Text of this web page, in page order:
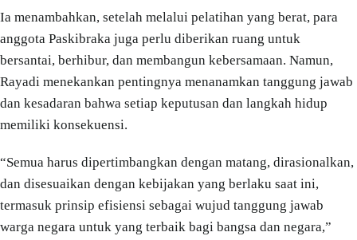
Ia menambahkan, setelah melalui pelatihan yang berat, para
anggota Paskibraka juga perlu diberikan ruang untuk
bersantai, berhibur, dan membangun kebersamaan. Namun,
Rayadi menekankan pentingnya menanamkan tanggung jawab
dan kesadaran bahwa setiap keputusan dan langkah hidup
memiliki konsekuensi.
“Semua harus dipertimbangkan dengan matang, dirasionalkan,
dan disesuaikan dengan kebijakan yang berlaku saat ini,
termasuk prinsip efisiensi sebagai wujud tanggung jawab
warga negara untuk yang terbaik bagi bangsa dan negara,”